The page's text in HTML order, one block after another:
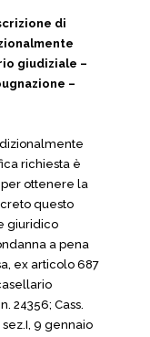
di
giudiziale –
–
richiesta è
ottenere la
questo
giuridico
a pena
ex articolo 687
24356; Cass.
sez.I, 9 gennaio